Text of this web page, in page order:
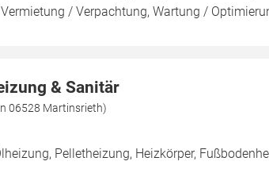
/ Verpachtung, Wartung /
& Sanitär
06528 Martinsrieth)
Pelletheizung, Heizkörper,